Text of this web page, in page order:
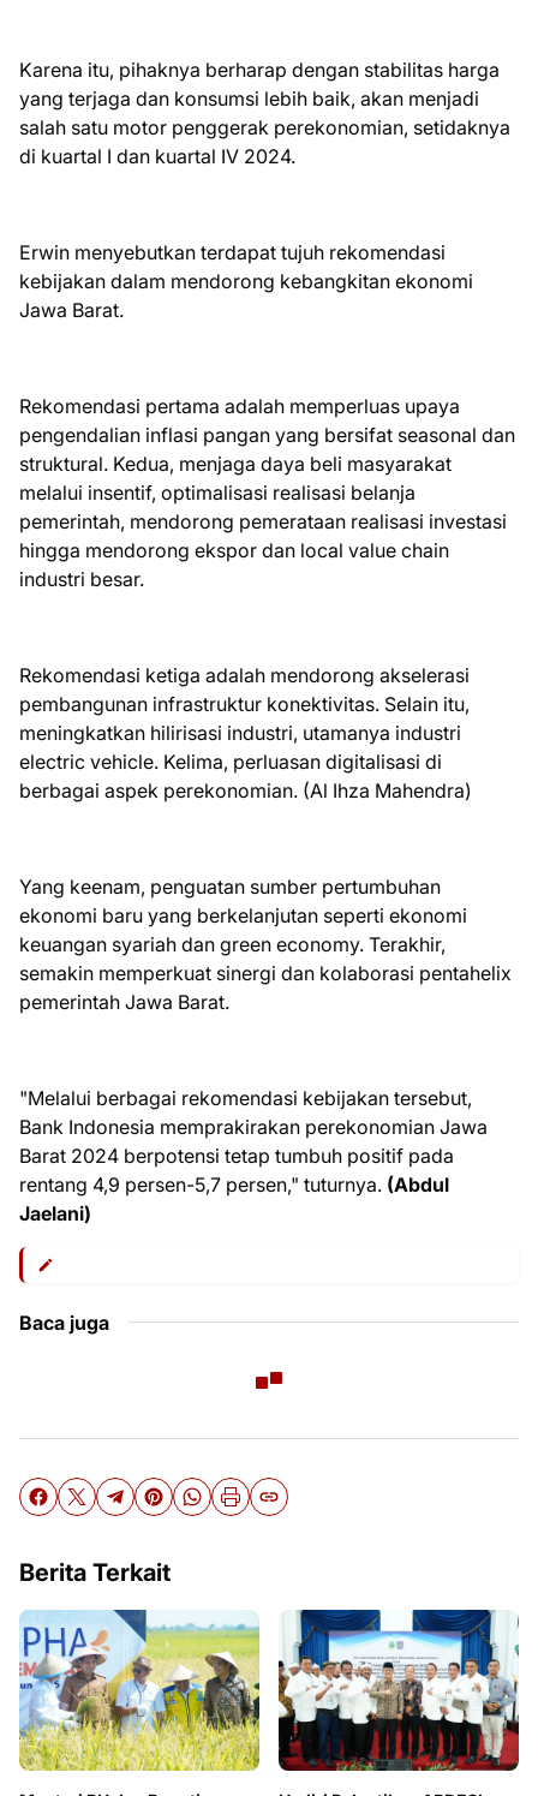
Karena itu, pihaknya berharap dengan stabilitas harga
yang terjaga dan konsumsi lebih baik, akan menjadi
salah satu motor penggerak perekonomian, setidaknya
di kuartal I dan kuartal IV 2024.
Erwin menyebutkan terdapat tujuh rekomendasi
kebijakan dalam mendorong kebangkitan ekonomi
Jawa Barat.
Rekomendasi pertama adalah memperluas upaya
pengendalian inflasi pangan yang bersifat seasonal dan
struktural. Kedua, menjaga daya beli masyarakat
melalui insentif, optimalisasi realisasi belanja
pemerintah, mendorong pemerataan realisasi investasi
hingga mendorong ekspor dan local value chain
industri besar.
Rekomendasi ketiga adalah mendorong akselerasi
pembangunan infrastruktur konektivitas. Selain itu,
meningkatkan hilirisasi industri, utamanya industri
electric vehicle. Kelima, perluasan digitalisasi di
berbagai aspek perekonomian. (Al Ihza Mahendra)
Yang keenam, penguatan sumber pertumbuhan
ekonomi baru yang berkelanjutan seperti ekonomi
keuangan syariah dan green economy. Terakhir,
semakin memperkuat sinergi dan kolaborasi pentahelix
pemerintah Jawa Barat.
"Melalui berbagai rekomendasi kebijakan tersebut,
Bank Indonesia memprakirakan perekonomian Jawa
Barat 2024 berpotensi tetap tumbuh positif pada
rentang 4,9 persen-5,7 persen," tuturnya. (Abdul
Jaelani)
Baca juga
Berita Terkait